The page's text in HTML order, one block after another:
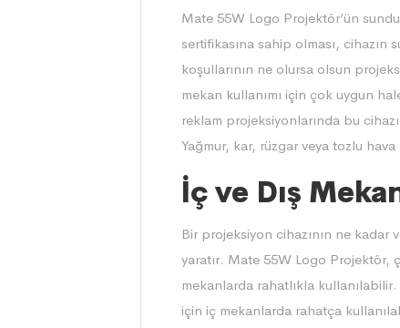
Mate 55W Logo Projektör’ün
sertifikasına sahip olması, cihazın
koşullarının ne olursa olsun
mekan kullanımı için çok uygun
reklam projeksiyonlarında bu
Yağmur, kar, rüzgar veya tozlu hava
İç ve Dış
Bir projeksiyon cihazının ne kadar
yaratır. Mate 55W Logo Projektör,
mekanlarda rahatlıkla
için iç mekanlarda rahatça